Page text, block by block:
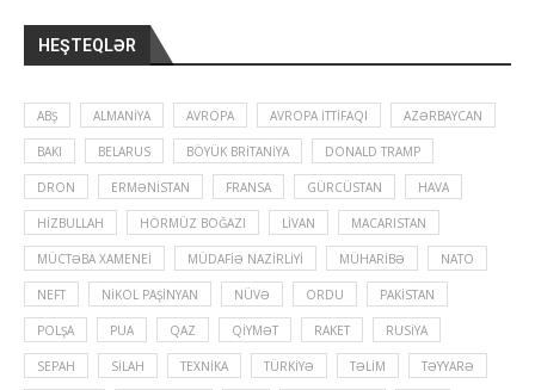
HEŞTEQLƏR
ABŞ ALMANIYA AVROPA AVROPA İTTIFAQI AZƏRBAYCAN
BAKI BELARUS BÖYÜK BRITANIYA DONALD TRAMP
DRON ERMƏNISTAN FRANSA GÜRCÜSTAN HAVA
HIZBULLAH HÖRMÜZ BOĞAZI LIVAN MACARISTAN
MÜCTƏBA XAMENEI MÜDAFIƏ NAZIRLIYI MÜHARIBƏ NATO
NEFT NIKOL PAŞINYAN NÜVƏ ORDU PAKISTAN
POLŞA PUA QAZ QIYMƏT RAKET RUSIYA
SEPAH SILAH TEXNIKA TÜRKIYƏ TƏLIM TƏYYARƏ